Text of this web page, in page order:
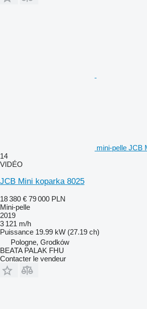
mini-pelle JCB
14
VIDÉO
JCB Mini koparka 8025
18 380 € 79 000 PLN
Mini-pelle
2019
3 121 m/h
Puissance 19.99 kW (27.19 ch)
Pologne, Grodków
BEATA PALAK FHU
Contacter le vendeur